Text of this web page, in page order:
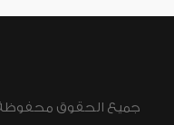
جميع الحقوق محفوظة © 2026 - 1998 لشبكة